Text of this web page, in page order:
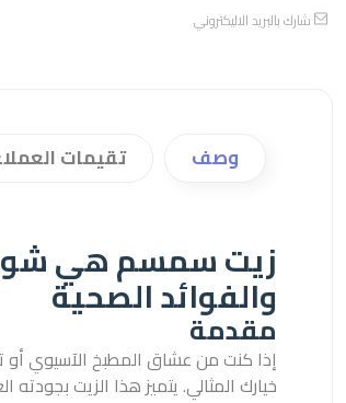
شارك بالبريد الاليكتروني
وصف تقيمات
والفوائد الصحية
مقدمة
إذا كنت من عشاق المطبخ الآسيوي أو
خيارك المثالي. يتميز هذا الزيت